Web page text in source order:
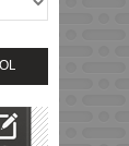
IL LIVELLO DI